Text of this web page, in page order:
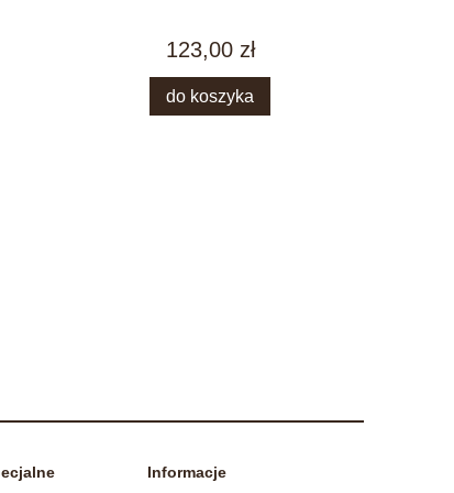
123,00 zł
do koszyka
Informacje